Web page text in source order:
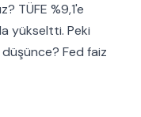
TÜFE %9,1'e
yükseltti. Peki
Fed faiz